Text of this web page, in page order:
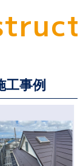
truct
工事例